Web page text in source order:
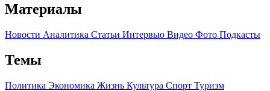
Материалы
Новости Аналитика Статьи Интервью Видео Фото Подкасты
Темы
Политика Экономика Жизнь Культура Спорт Туризм